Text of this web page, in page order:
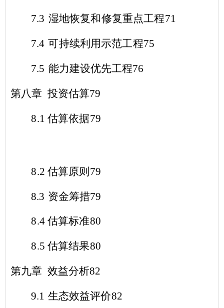
7.3 湿地恢复和修复重点工程71
7.4 可持续利用示范工程75
7.5 能力建设优先工程76
第八章 投资估算79
8.1 估算依据79
8.2 估算原则 79
8.3 资金筹措79
8.4 估算标准80
8.5 估算结果80
第九章 效益分析82
9.1 生态效益评价82